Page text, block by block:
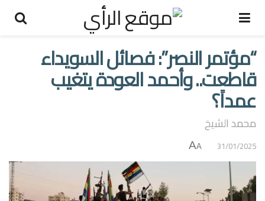
“مؤتمر النصر”: فصائل السويداء
قاطعت.. وأحمد العودة يتغيب
عمداً؟
محمد الشيخ
31/01/2025
A
A